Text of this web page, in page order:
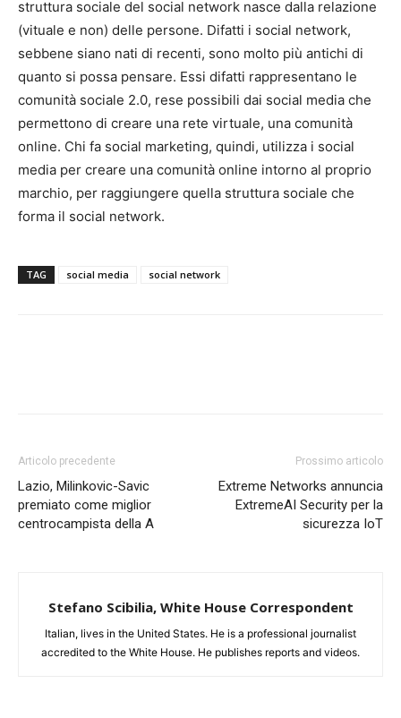
struttura sociale del social network nasce dalla relazione
(vituale e non) delle persone. Difatti i social network,
sebbene siano nati di recenti, sono molto più antichi di
quanto si possa pensare. Essi difatti rappresentano le
comunità sociale 2.0, rese possibili dai social media che
permettono di creare una rete virtuale, una comunità
online. Chi fa social marketing, quindi, utilizza i social
media per creare una comunità online intorno al proprio
marchio, per raggiungere quella struttura sociale che
forma il social network.
TAG social media social network
Articolo precedente
Lazio, Milinkovic-Savic
premiato come miglior
centrocampista della A
Prossimo articolo
Extreme Networks annuncia
ExtremeAI Security per la
sicurezza IoT
Stefano Scibilia, White House Correspondent
Italian, lives in the United States. He is a professional journalist
accredited to the White House. He publishes reports and videos.